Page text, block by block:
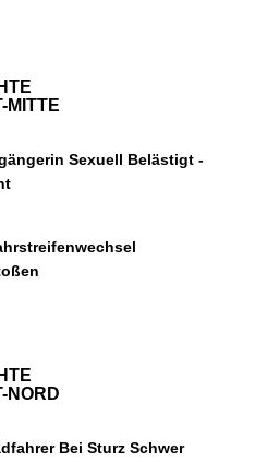
MITTE
Sexuell Belästigt -
NORD
Bei Sturz Schwer